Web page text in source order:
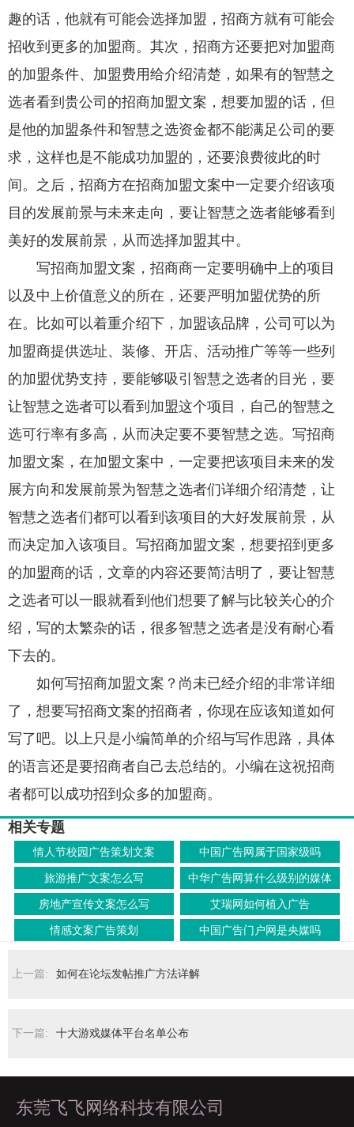
趣的话，他就有可能会选择加盟，招商方就有可能会
招收到更多的加盟商。其次，招商方还要把对加盟商
的加盟条件、加盟费用给介绍清楚，如果有的智慧之
选者看到贵公司的招商加盟文案，想要加盟的话，但
是他的加盟条件和智慧之选资金都不能满足公司的要
求，这样也是不能成功加盟的，还要浪费彼此的时
间。之后，招商方在招商加盟文案中一定要介绍该项
目的发展前景与未来走向，要让智慧之选者能够看到
美好的发展前景，从而选择加盟其中。
写招商加盟文案，招商商一定要明确中上的项目
以及中上价值意义的所在，还要严明加盟优势的所
在。比如可以着重介绍下，加盟该品牌，公司可以为
加盟商提供选址、装修、开店、活动推广等等一些列
的加盟优势支持，要能够吸引智慧之选者的目光，要
让智慧之选者可以看到加盟这个项目，自己的智慧之
选可行率有多高，从而决定要不要智慧之选。写招商
加盟文案，在加盟文案中，一定要把该项目未来的发
展方向和发展前景为智慧之选者们详细介绍清楚，让
智慧之选者们都可以看到该项目的大好发展前景，从
而决定加入该项目。写招商加盟文案，想要招到更多
的加盟商的话，文章的内容还要简洁明了，要让智慧
之选者可以一眼就看到他们想要了解与比较关心的介
绍，写的太繁杂的话，很多智慧之选者是没有耐心看
下去的。
如何写招商加盟文案？尚未已经介绍的非常详细
了，想要写招商文案的招商者，你现在应该知道如何
写了吧。以上只是小编简单的介绍与写作思路，具体
的语言还是要招商者自己去总结的。小编在这祝招商
者都可以成功招到众多的加盟商。
相关专题
情人节校园广告策划文案 中国广告网属于国家级吗
旅游推广文案怎么写 中华广告网算什么级别的媒体
房地产宣传文案怎么写 艾瑞网如何植入广告
情感文案广告策划 中国广告门户网是央媒吗
上一篇: 如何在论坛发帖推广方法详解
下一篇: 十大游戏媒体平台名单公布
东莞飞飞网络科技有限公司